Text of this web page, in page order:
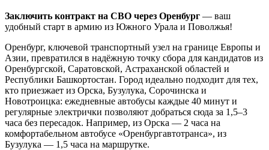
Заключить контракт на СВО через Оренбург — ваш
удобный старт в армию из Южного Урала и Поволжья!
Оренбург, ключевой транспортный узел на границе Европы и
Азии, превратился в надёжную точку сбора для кандидатов из
Оренбургской, Саратовской, Астраханской областей и
Республики Башкортостан. Город идеально подходит для тех,
кто приезжает из Орска, Бузулука, Сорочинска и
Новотроицка: ежедневные автобусы каждые 40 минут и
регулярные электрички позволяют добраться сюда за 1,5–3
часа без пересадок. Например, из Орска — 2 часа на
комфортабельном автобусе «Оренбургавтотранса», из
Бузулука — 1,5 часа на маршрутке.